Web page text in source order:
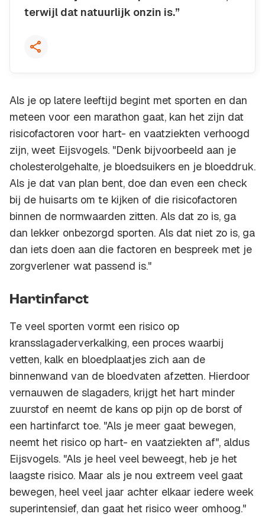
terwijl dat natuurlijk onzin is.”
Kopieer quote
Als je op latere leeftijd begint met sporten en dan
meteen voor een marathon gaat, kan het zijn dat
risicofactoren voor hart- en vaatziekten verhoogd
zijn, weet Eijsvogels. "Denk bijvoorbeeld aan je
cholesterolgehalte, je bloedsuikers en je bloeddruk.
Als je dat van plan bent, doe dan even een check
bij de huisarts om te kijken of die risicofactoren
binnen de normwaarden zitten. Als dat zo is, ga
dan lekker onbezorgd sporten. Als dat niet zo is, ga
dan iets doen aan die factoren en bespreek met je
zorgverlener wat passend is."
Hartinfarct
Te veel sporten vormt een risico op
kransslagaderverkalking, een proces waarbij
vetten, kalk en bloedplaatjes zich aan de
binnenwand van de bloedvaten afzetten. Hierdoor
vernauwen de slagaders, krijgt het hart minder
zuurstof en neemt de kans op pijn op de borst of
een hartinfarct toe. "Als je meer gaat bewegen,
neemt het risico op hart- en vaatziekten af", aldus
Eijsvogels. "Als je heel veel beweegt, heb je het
laagste risico. Maar als je nou extreem veel gaat
bewegen, heel veel jaar achter elkaar iedere week
superintensief, dan gaat het risico weer omhoog."